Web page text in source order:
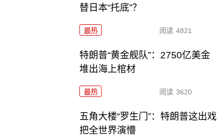
替日本“托底”？
最热 阅读 4821
特朗普“黄金舰队”：2750亿美金
堆出海上棺材
最热 阅读 3620
五角大楼“罗生门”：特朗普这出戏
把全世界演懵